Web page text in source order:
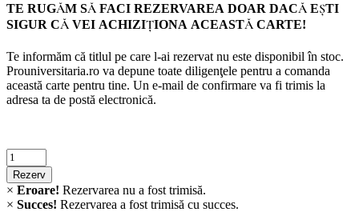
TE RUGĂM SĂ FACI REZERVAREA DOAR DACĂ EŞTI
SIGUR CĂ VEI ACHIZIŢIONA ACEASTĂ CARTE!
Te informăm că titlul pe care l-ai rezervat nu este disponibil în stoc.
Prouniversitaria.ro va depune toate diligenţele pentru a comanda
această carte pentru tine. Un e-mail de confirmare va fi trimis la
adresa ta de postă electronică.
Criminalistica
quantity
Rezerv
× Eroare! Rezervarea nu a fost trimisă.
× Succes! Rezervarea a fost trimisă cu succes.